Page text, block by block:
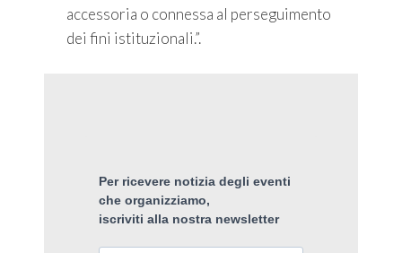
accessoria o connessa al perseguimento
dei fini istituzionali.”.